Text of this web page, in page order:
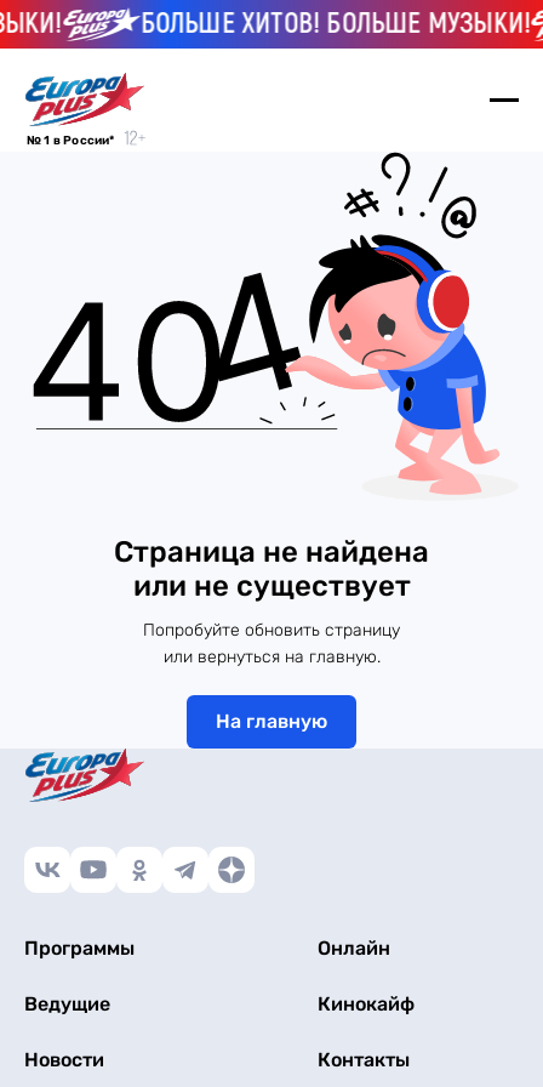
БОЛЬШЕ ХИТОВ! БОЛЬШЕ МУЗЫКИ!
№ 1 в России*
Страница не найдена
или не существует
Попробуйте обновить страницу
или вернуться на главную.
На главную
Программы Онлайн
Ведущие Кинокайф
Новости Контакты